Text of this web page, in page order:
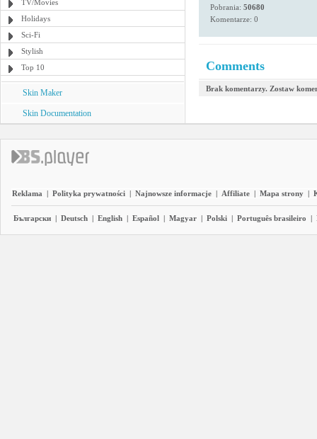
TV/Movies
Holidays
Sci-Fi
Stylish
Top 10
Skin Maker
Skin Documentation
Pobrania: 50680
Komentarze: 0
Comments
Brak komentarzy. Zostaw
Reklama | Polityka prywatności | Najnowsze informacje | Affiliate | Mapa strony |
Български | Deutsch | English | Español | Magyar | Polski | Português brasileiro |